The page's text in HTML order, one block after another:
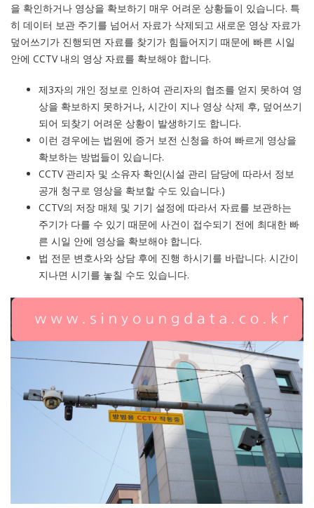
을 확인하거나 영상을 확보하기 매우 어려운 상황들이 있습니다. 특
히 데이터 보관 주기를 넘어서 자료가 삭제되고 새로운 영상 자료가
덮어쓰기가 진행되면 자료를 찾기가 힘들어지기 때문에 빠른 시일
안에 CCTV 내의 영상 자료를 확보해야 합니다.
제3자의 개인 정보로 인하여 관리자의 협조를 얻지 못하여 영
상을 확보하지 못하거나, 시간이 지나 영상 삭제 후, 덮어쓰기
되어 되찾기 어려운 상황이 발생하기도 합니다.
이런 경우에는 법원에 증거 보전 신청을 하여 빠르게 영상을
확보하는 방법들이 있습니다.
CCTV 관리자 및 소유자 확인(시설 관리 담당에 따라서 정보
공개 청구로 영상을 확보할 수도 있습니다.)
CCTV의 저장 매체 및 기기 설정에 따라서 자료를 보관하는
주기가 다를 수 있기 때문에 사건이 접수되기 전에 최대한 빠
른 시일 안에 영상을 확보해야 합니다.
법 전문 변호사와 상담 후에 진행 하시기를 바랍니다. 시간이
지나면 시기를 놓칠 수도 있습니다.